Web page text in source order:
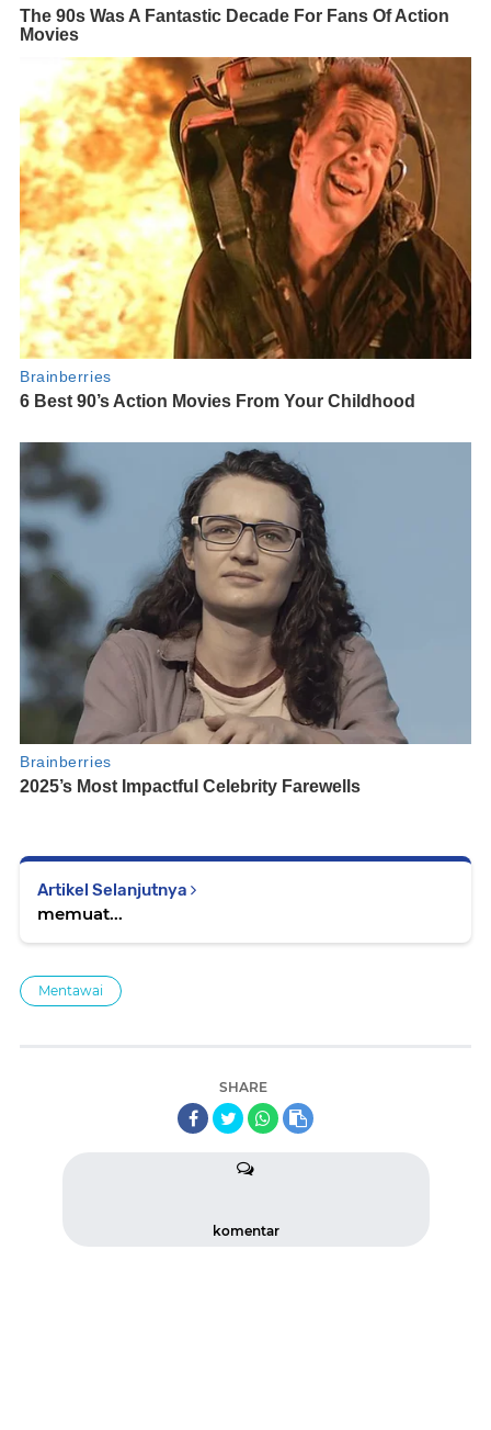
Artikel Selanjutnya
memuat...
Mentawai
SHARE
komentar